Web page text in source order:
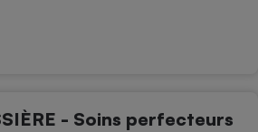
- Soins perfecteurs